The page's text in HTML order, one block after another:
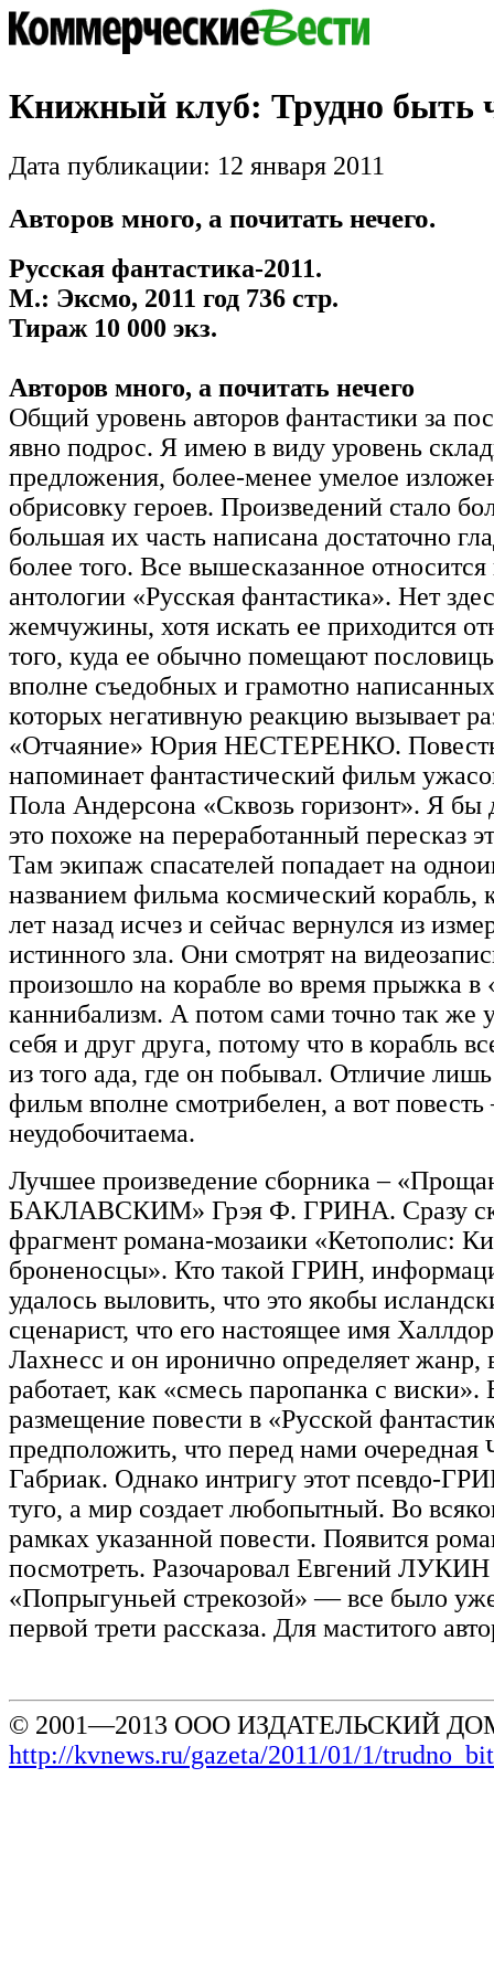
Книжный клуб: Трудно быть
Дата публикации: 12 января 2011
Авторов много, а почитать нечего.
Русская фантастика-2011.
М.: Эксмо, 2011 год 736 стр.
Тираж 10 000 экз.
Авторов много, а почитать нечего
Общий уровень авторов фантастики за
явно подрос. Я имею в виду уровень
предложения, более-менее умелое
обрисовку героев. Произведений стало
большая их часть написана достаточно
более того. Все вышесказанное
антологии «Русская фантастика». Нет
жемчужины, хотя искать ее приходится
того, куда ее обычно помещают
вполне съедобных и грамотно
которых негативную реакцию вызывает
«Отчаяние» Юрия НЕСТЕРЕНКО.
напоминает фантастический фильм
Пола Андерсона «Сквозь горизонт». Я бы
это похоже на переработанный пересказ
Там экипаж спасателей попадает на
названием фильма космический корабль,
лет назад исчез и сейчас вернулся из
истинного зла. Они смотрят на
произошло на корабле во время прыжка
каннибализм. А потом сами точно так же
себя и друг друга, потому что в корабль
из того ада, где он побывал. Отличие
фильм вполне смотрибелен, а вот
неудобочитаема.
Лучшее произведение сборника –
БАКЛАВСКИМ» Грэя Ф. ГРИНА. Сразу
фрагмент романа-мозаики «Кетополис:
броненосцы». Кто такой ГРИН,
удалось выловить, что это якобы
сценарист, что его настоящее имя
Лахнесс и он иронично определяет жанр,
работает, как «смесь паропанка с
размещение повести в «Русской
предположить, что перед нами очередная
Габриак. Однако интригу этот псевдо-
туго, а мир создает любопытный. Во
рамках указанной повести. Появится
посмотреть. Разочаровал Евгений ЛУКИН
«Попрыгуньей стрекозой» — все было
первой трети рассказа. Для маститого
© 2001—2013 ООО ИЗДАТЕЛЬСКИЙ
http://kvnews.ru/gazeta/2011/01/1/